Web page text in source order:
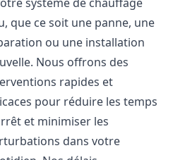
que ce soit une panne, une
ou une installation
Nous offrons des
rapides et
pour réduire les temps
et minimiser les
dans votre